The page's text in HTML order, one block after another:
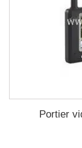
Portier